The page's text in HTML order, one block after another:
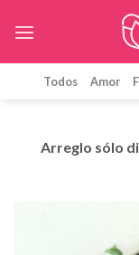
Todos Amor
Arreglo sólo